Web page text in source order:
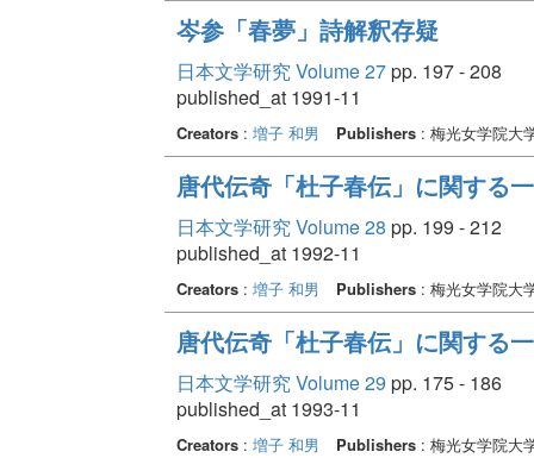
岑参「春夢」詩解釈存疑
日本文学研究 Volume 27pp. 197 - 208
published_at 1991-11
Creators: 増子 和男 Publishers: 梅光女学院大
唐代伝奇「杜子春伝」に関する
日本文学研究 Volume 28 pp. 199 - 212
published_at 1992-11
Creators: 増子 和男 Publishers: 梅光女学院大
唐代伝奇「杜子春伝」に関する
日本文学研究 Volume 29 pp. 175 - 186
published_at 1993-11
Creators: 増子 和男 Publishers: 梅光女学院大